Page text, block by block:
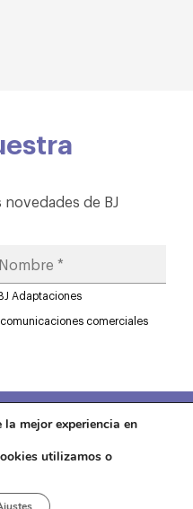
de BJ
Adaptaciones
comerciales
de cookies· Contactar
mejor experiencia en
utilizamos o